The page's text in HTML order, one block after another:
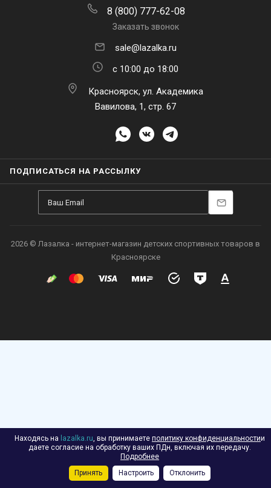
8 (800) 777-62-08
Заказать звонок
sale@lazalka.ru
с 10:00 до 18:00
Красноярск, ул. Академика
Вавилова, 1, стр. 67
ПОДПИСАТЬСЯ НА РАССЫЛКУ
2026 © Лазалка - интернет-магазин детских спортивных товаров в
Красноярске
Находясь на lazalka.ru, вы принимаете политику конфиденциальностии
даете согласие на обработку ваших ПДн, включая их передачу.
Подробнее
Принять
Настроить Отклонить
Акции Корзина Контакты Сравнение